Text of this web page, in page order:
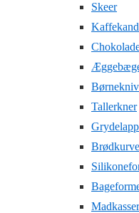
Skeer
Tallerkner
Brødkurve
Madkasser